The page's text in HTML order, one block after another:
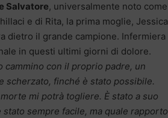
Salvatore, universalmente noto come
e di Rita, la prima moglie, Jessica
dietro il grande campione. Infermiera
in questi ultimi giorni di dolore.
cammino con il proprio padre, un
scherzato, finché è stato possibile.
mi potrà togliere. È stato a suo
sempre facile, ma quale rapporto